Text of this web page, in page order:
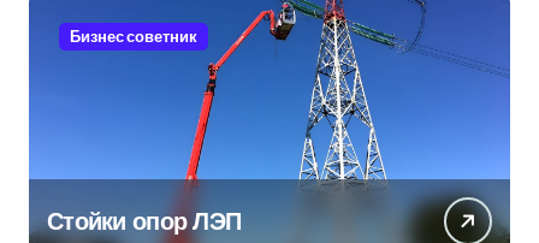
Бизнес советник
Стойки опор ЛЭП